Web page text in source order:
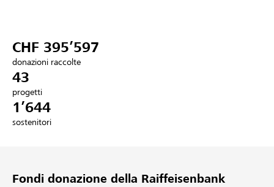
Collegarsi
Registrazione
CHF 395’597
donazioni raccolte
43
progetti
1’644
sostenitori
Fondi donazione della Raiffeisenbank